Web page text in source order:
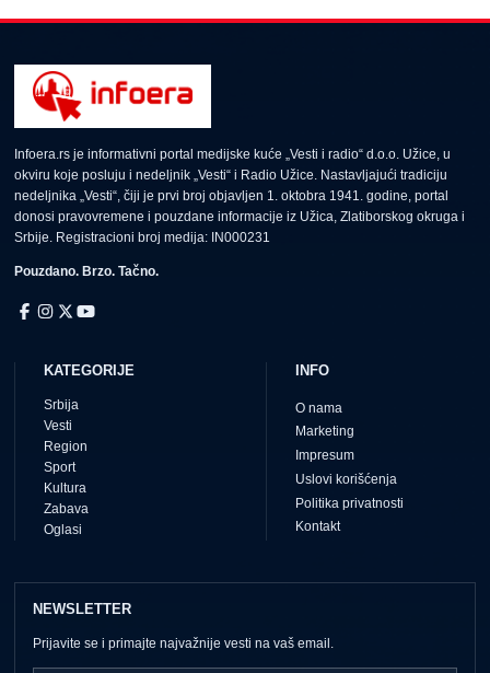
Infoera.rs je informativni portal medijske kuće „Vesti i radio“ d.o.o. Užice, u
okviru koje posluju i nedeljnik „Vesti“ i Radio Užice. Nastavljajući tradiciju
nedeljnika „Vesti“, čiji je prvi broj objavljen 1. oktobra 1941. godine, portal
donosi pravovremene i pouzdane informacije iz Užica, Zlatiborskog okruga i
Srbije. Registracioni broj medija: IN000231
Pouzdano. Brzo. Tačno.
KATEGORIJE
Srbija
Vesti
Region
Sport
Kultura
Zabava
Oglasi
INFO
O nama
Marketing
Impresum
Uslovi korišćenja
Politika privatnosti
Kontakt
NEWSLETTER
Prijavite se i primajte najvažnije vesti na vaš email.